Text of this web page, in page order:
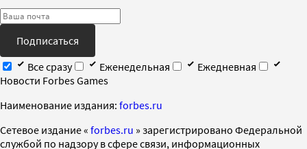
Подписаться
Все сразу
Еженедельная
Ежедневная
Новости Forbes Games
Наименование издания: forbes.ru
Cетевое издание « forbes.ru » зарегистрировано Федеральной
службой по надзору в сфере связи, информационных